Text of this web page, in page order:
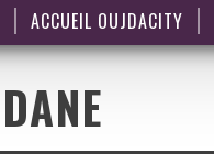
ACCUEIL OUJDACITY